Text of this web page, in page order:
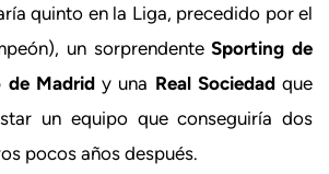
quinto en la Liga, precedido por el
un sorprendenteSporting de
de Madridy una Real Sociedadque
un equipo que conseguiría dos
pocos años después.